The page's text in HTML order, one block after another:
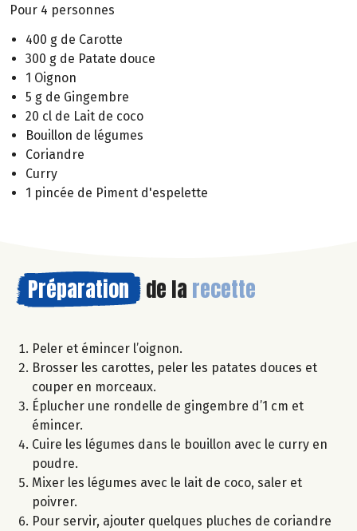
Pour 4 personnes
400 g de Carotte
300 g de Patate douce
1 Oignon
5 g de Gingembre
20 cl de Lait de coco
Bouillon de légumes
Coriandre
Curry
1 pincée de Piment d'espelette
Préparation de la recette
Peler et émincer l’oignon.
Brosser les carottes, peler les patates douces et
couper en morceaux.
Éplucher une rondelle de gingembre d’1 cm et
émincer.
Cuire les légumes dans le bouillon avec le curry en
poudre.
Mixer les légumes avec le lait de coco, saler et
poivrer.
Pour servir, ajouter quelques pluches de coriandre